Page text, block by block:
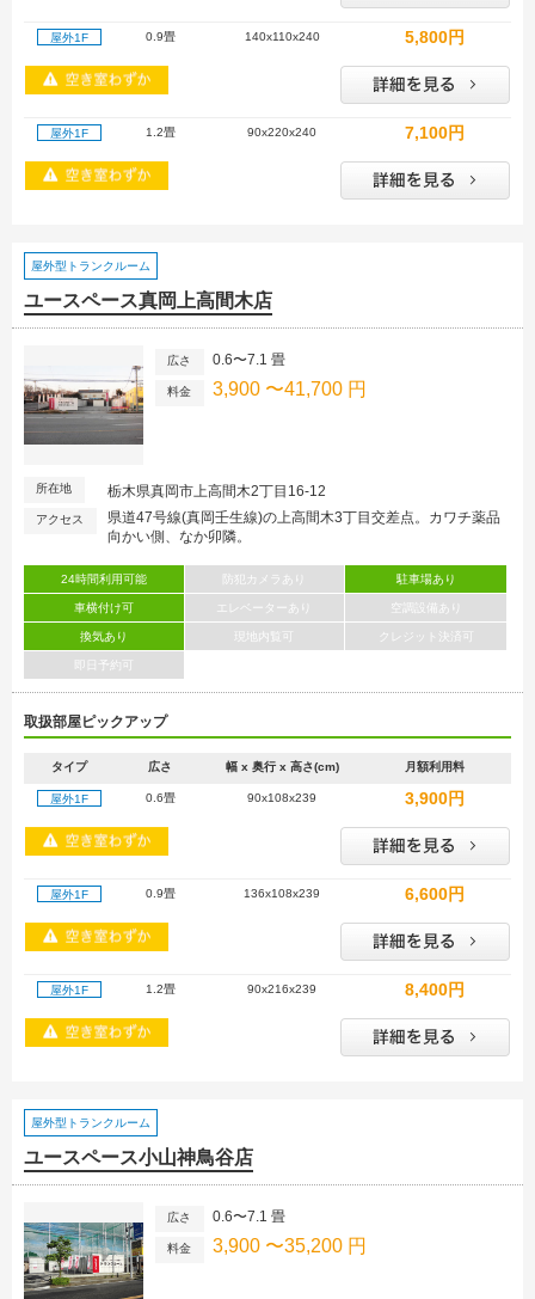
屋外1F 0.9畳 140x110x240 5,800円
屋外1F 1.2畳 90x220x240 7,100円
屋外型トランクルーム
ユースペース真岡上高間木店
広さ 0.6〜7.1 畳
料金 3,900 〜41,700 円
所在地 栃木県真岡市上高間木2丁目16-12
アクセス
県道47号線(真岡壬生線)の上高間木3丁目交差点。カワチ薬品
向かい側、なか卯隣。
24時間利用可能 防犯カメラあり 駐車場あり
車横付け可 エレベーターあり 空調設備あり
換気あり 現地内覧可 クレジット決済可
即日予約可
取扱部屋ピックアップ
タイプ 広さ 幅 x 奥行 x 高さ(cm) 月額利用料
屋外1F 0.6畳 90x108x239 3,900円
屋外1F 0.9畳 136x108x239 6,600円
屋外1F 1.2畳 90x216x239 8,400円
屋外型トランクルーム
ユースペース小山神鳥谷店
広さ 0.6〜7.1 畳
料金 3,900 〜35,200 円